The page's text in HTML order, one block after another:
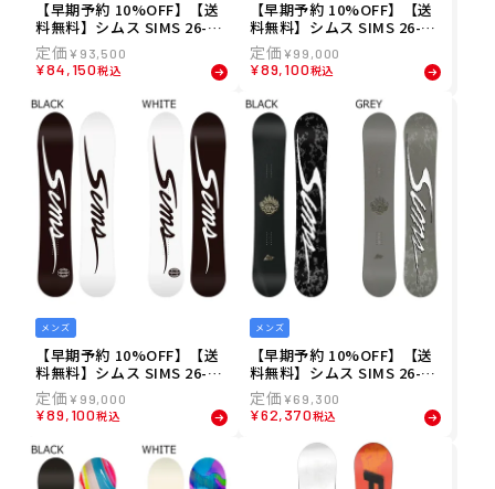
【早期予約 10%OFF】【送
料無料】シムス SIMS 26-27
メンズ NUB スノーボード S
-BOARD2627-9
¥ 93,500
¥84,150税込
【早期予約 10%OFF】【送
料無料】シムス SIMS 26-27
メンズ MARCODOSE スノー
ボード S-BOARD2627-8
¥99,000
¥89,100税込
メンズ
【早期予約 10%OFF】【送
料無料】シムス SIMS 26-27
メンズ PROTOTYPE スノー
ボード S-BOARD2627-7
¥ 99,000
¥89,100税込
メンズ
【早期予約 10%OFF】【送
料無料】シムス SIMS 26-27
メンズ BOWL SQUAD スノ
ーボード S-BOARD2627-11
¥69,300
¥62,370税込